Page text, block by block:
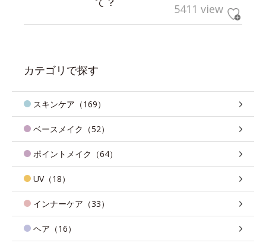
5411 view
カテゴリで探す
スキンケア（169）
ベースメイク（52）
ポイントメイク（64）
UV（18）
インナーケア（33）
ヘア（16）